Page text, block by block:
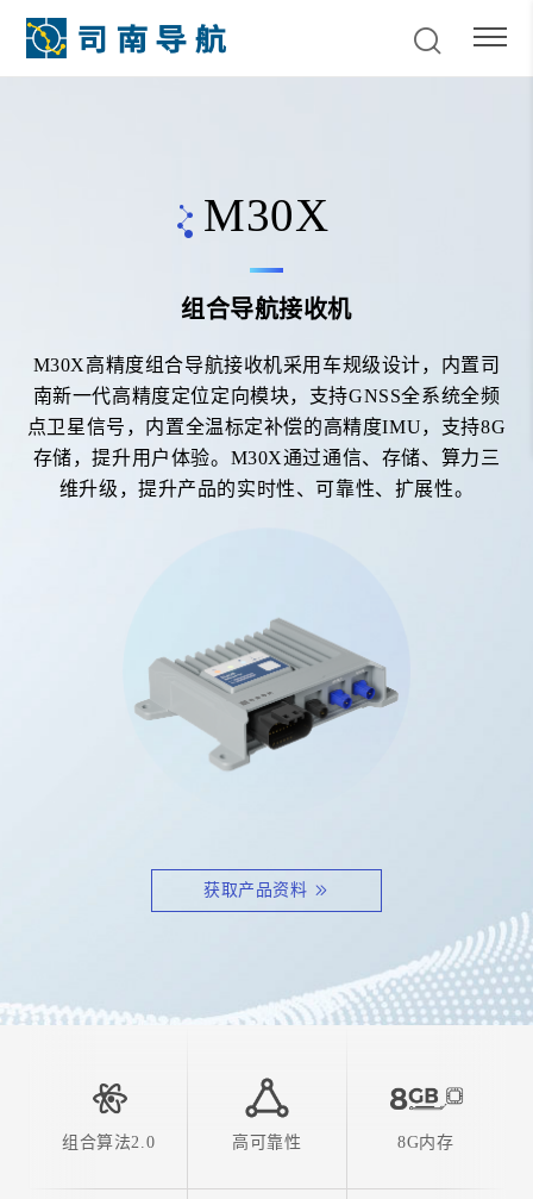
M30X
组合导航接收机
M30X高精度组合导航接收机采用车规级设计，内置司
南新一代高精度定位定向模块，支持GNSS全系统全频
点卫星信号，内置全温标定补偿的高精度IMU，支持8G
存储，提升用户体验。M30X通过通信、存储、算力三
维升级，提升产品的实时性、可靠性、扩展性。
获取产品资料
组合算法2.0 高可靠性 8G内存